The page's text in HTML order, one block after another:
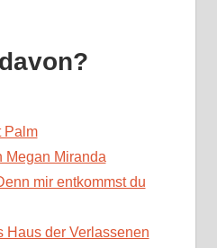
Palm
Megan Miranda
mir entkommst du
Haus der Verlassenen